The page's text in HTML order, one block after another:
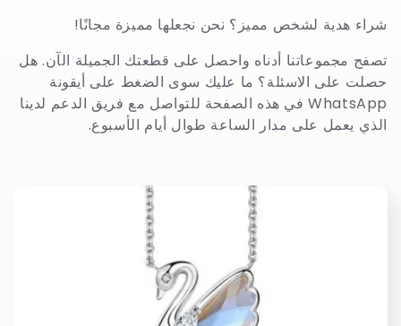
شراء هدية لشخص مميز؟ نحن نجعلها مميزة مجانًا!
تصفح مجموعاتنا أدناه واحصل على قطعتك الجميلة الآن. هل
حصلت على الاسئلة؟ ما عليك سوى الضغط على أيقونة
WhatsApp في هذه الصفحة للتواصل مع فريق الدعم لدينا
الذي يعمل على مدار الساعة طوال أيام الأسبوع.